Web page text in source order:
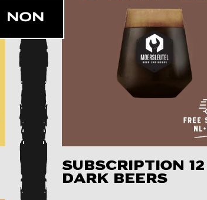
NON
Subscription 12
Dark Beers